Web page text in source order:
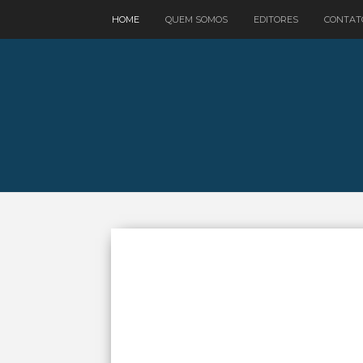
HOME QUEM SOMOS EDITORES